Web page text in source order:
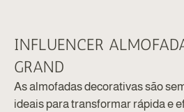
INFLUENCER
GRAND
As almofadas decorativas são
ideais para transformar rápida e